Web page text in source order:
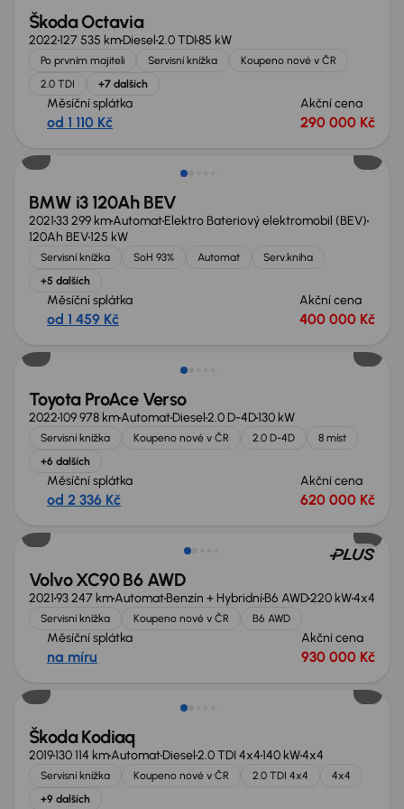
Škoda Octavia
2022127 535 kmDiesel2.0 TDI85 kW
Po prvním majiteli Servisní knížka
Koupeno nové v ČR
2.0 TDI
+7 dalších
Měsíční splátka
od 1 110 Kč
Akční cena
290 000 Kč
Zlevněno o 20 000 Kč
BMW i3 120Ah BEV
202133 299 kmAutomatElektro Bateriový elektromobil (BEV)
120Ah BEV125 kW
Servisní knížka SoH 93% Automat
Serv.kniha
+5 dalších
Měsíční splátka
od 1 459 Kč
Akční cena
400 000 Kč
Zlevněno o 80 000 Kč
Toyota ProAce Verso
2022109 978 kmAutomatDiesel2.0 D-4D130 kW
Servisní knížka Koupeno nové v ČR 2.0 D-4D
8 míst
+6 dalších
Měsíční splátka
od 2 336 Kč
Akční cena
620 000 Kč
Volvo XC90 B6 AWD
202193 247 kmAutomatBenzín + HybridníB6 AWD220 kW4x4
Servisní knížka Koupeno nové v ČR B6 AWD
Měsíční splátka
na míru
Akční cena
930 000 Kč
Zlevněno o 20 000 Kč
Škoda Kodiaq
2019130 114 kmAutomatDiesel2.0 TDI 4x4140 kW4x4
Servisní knížka Koupeno nové v ČR 2.0 TDI 4x4
4x4
+9 dalších